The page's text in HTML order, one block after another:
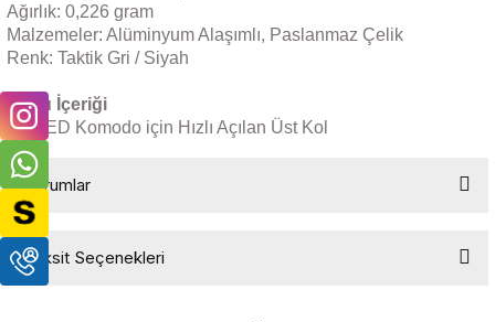
Ağırlık: 0,226 gram
Malzemeler: Alüminyum Alaşımlı, Paslanmaz Çelik
Renk: Taktik Gri / Siyah
Kutu İçeriği
(1) RED Komodo için Hızlı Açılan Üst Kol
Yorumlar
Taksit Seçenekleri